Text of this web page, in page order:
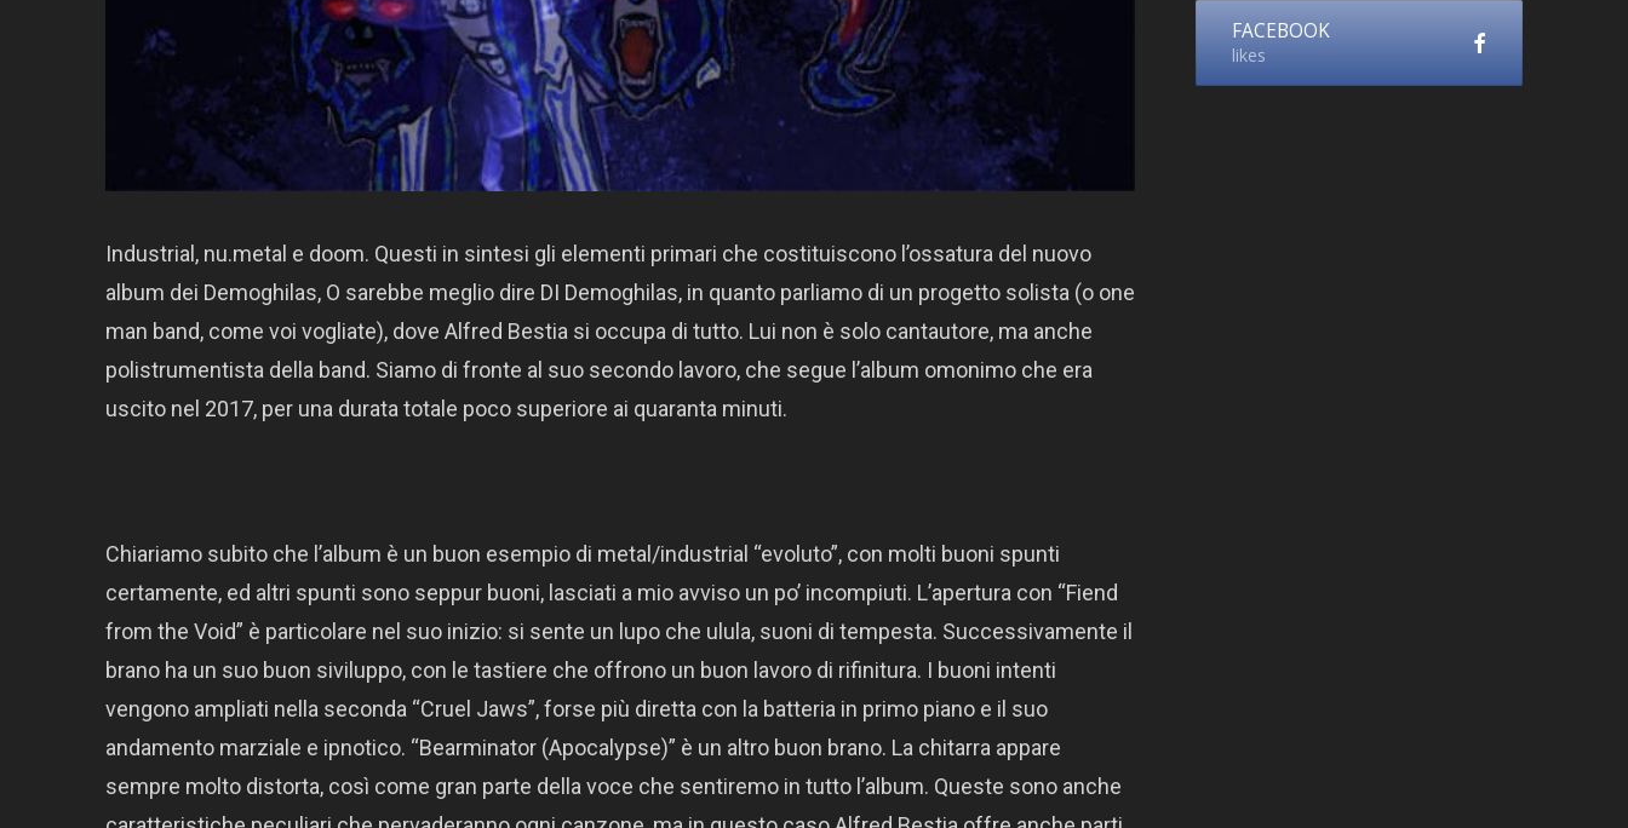
Industrial, nu.metal e doom. Questi in sintesi gli elementi primari che costituiscono l’ossatura del nuovo
album dei Demoghilas, O sarebbe meglio dire DI Demoghilas, in quanto parliamo di un progetto solista (o one
man band, come voi vogliate), dove Alfred Bestia si occupa di tutto. Lui non è solo cantautore, ma anche
polistrumentista della band. Siamo di fronte al suo secondo lavoro, che segue l’album omonimo che era
uscito nel 2017, per una durata totale poco superiore ai quaranta minuti.
Chiariamo subito che l’album è un buon esempio di metal/industrial “evoluto”, con molti buoni spunti
certamente, ed altri spunti sono seppur buoni, lasciati a mio avviso un po’ incompiuti. L’apertura con “Fiend
from the Void” è particolare nel suo inizio: si sente un lupo che ulula, suoni di tempesta. Successivamente il
brano ha un suo buon siviluppo, con le tastiere che offrono un buon lavoro di rifinitura. I buoni intenti
vengono ampliati nella seconda “Cruel Jaws”, forse più diretta con la batteria in primo piano e il suo
andamento marziale e ipnotico. “Bearminator (Apocalypse)” è un altro buon brano. La chitarra appare
sempre molto distorta, così come gran parte della voce che sentiremo in tutto l’album. Queste sono anche
FACEBOOK
likes